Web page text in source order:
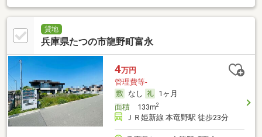
貸地
兵庫県たつの市龍野町富永
4万円
管理費等-
なし
1ヶ月
面積133m2
ＪＲ姫新線 本竜野駅 徒歩23分